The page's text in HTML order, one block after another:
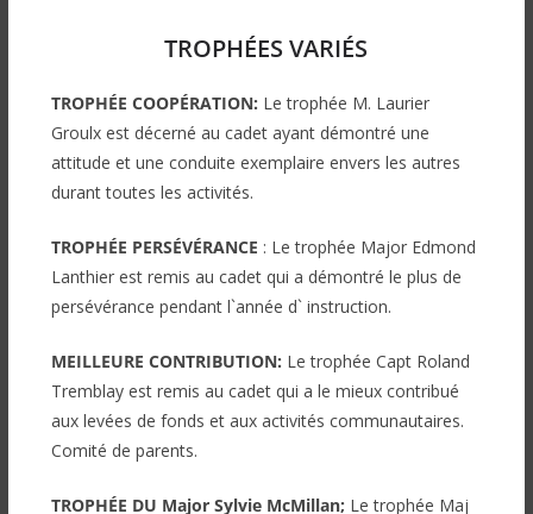
TROPHÉES VARIÉS
TROPHÉE COOPÉRATION: Le trophée M. Laurier
Groulx est décerné au cadet ayant démontré une
attitude et une conduite exemplaire envers les autres
durant toutes les activités.
TROPHÉE PERSÉVÉRANCE : Le trophée Major Edmond
Lanthier est remis au cadet qui a démontré le plus de
persévérance pendant l`année d` instruction.
MEILLEURE CONTRIBUTION: Le trophée Capt Roland
Tremblay est remis au cadet qui a le mieux contribué
aux levées de fonds et aux activités communautaires.
Comité de parents.
TROPHÉE DU Major Sylvie McMillan; Le trophée Maj